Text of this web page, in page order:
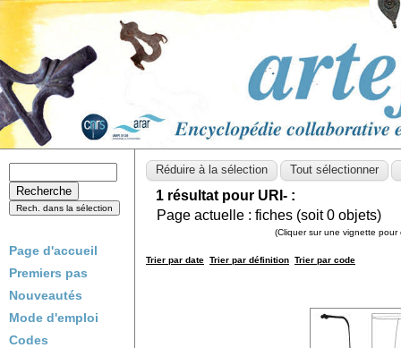
Page d'accueil
Premiers pas
Nouveautés
Mode d'emploi
Codes
1 résultat pour URI- :
Page actuelle : fiches (soit0 objets)
(Cliquer sur une vignette
Trier par date Trier par définition Trier par code